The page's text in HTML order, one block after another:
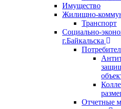
Имущество
Жилищно-
Транспорт
Социально-
г.Байкальска
Отчетные